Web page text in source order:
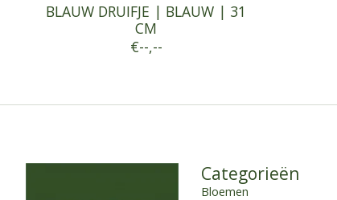
BLAUW DRUIFJE | BLAUW | 31
CM
€--,--
Categorieën
Bloemen